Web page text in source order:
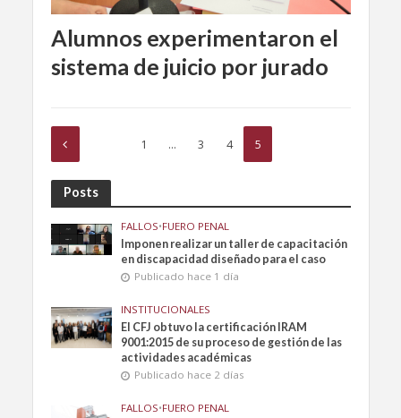
Alumnos experimentaron el
sistema de juicio por jurado
1 … 3 4 5
Posts
FALLOS•FUERO PENAL
Imponen realizar un taller de capacitación
en discapacidad diseñado para el caso
Publicado hace 1 día
INSTITUCIONALES
El CFJ obtuvo la certificación IRAM
9001:2015 de su proceso de gestión de las
actividades académicas
Publicado hace 2 días
FALLOS•FUERO PENAL